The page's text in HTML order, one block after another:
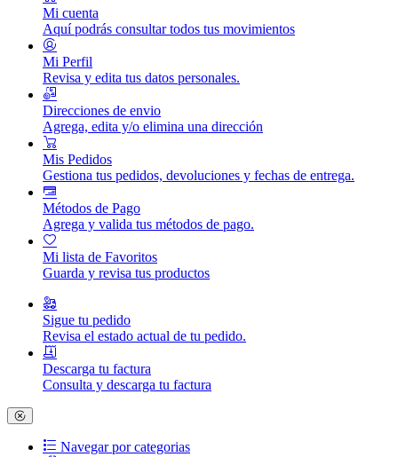
Mi cuenta
Aquí podrás consultar todos tus movimientos
Mi Perfil
Revisa y edita tus datos personales.
Direcciones de envio
Agrega, edita y/o elimina una dirección
Mis Pedidos
Gestiona tus pedidos, devoluciones y fechas de entrega.
Métodos de Pago
Agrega y valida tus métodos de pago.
Mi lista de Favoritos
Guarda y revisa tus productos
Sigue tu pedido
Revisa el estado actual de tu pedido.
Descarga tu factura
Consulta y descarga tu factura
Navegar por categorias